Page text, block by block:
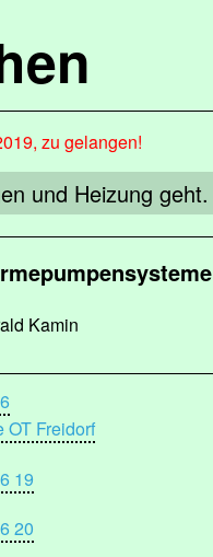
zu gelangen!
und Heizung geht.
Kamin
OT Freidorf
19
20